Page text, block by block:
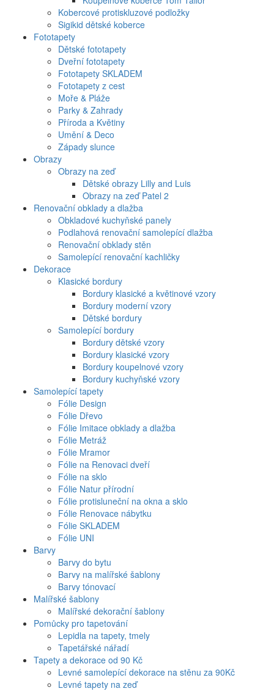
Kobercové protiskluzové podložky
Sigikid dětské koberce
Fototapety
Dětské fototapety
Dveřní fototapety
Fototapety SKLADEM
Fototapety z cest
Moře & Pláže
Parky & Zahrady
Příroda a Květiny
Umění & Deco
Západy slunce
Obrazy
Obrazy na zeď
Dětské obrazy Lilly and Luis
Obrazy na zeď Patel 2
Renovační obklady a dlažba
Obkladové kuchyňské panely
Podlahová renovační samolepící dlažba
Renovační obklady stěn
Samolepící renovační kachličky
Dekorace
Klasické bordury
Bordury klasické a květinové vzory
Bordury moderní vzory
Dětské bordury
Samolepící bordury
Bordury dětské vzory
Bordury klasické vzory
Bordury koupelnové vzory
Bordury kuchyňské vzory
Samolepící tapety
Fólie Design
Fólie Dřevo
Fólie Imitace obklady a dlažba
Fólie Metráž
Fólie Mramor
Fólie na Renovaci dveří
Fólie na sklo
Fólie Natur přírodní
Fólie protisluneční na okna a sklo
Fólie Renovace nábytku
Fólie SKLADEM
Fólie UNI
Barvy
Barvy do bytu
Barvy na malířské šablony
Barvy tónovací
Malířské šablony
Malířské dekorační šablony
Pomůcky pro tapetování
Lepidla na tapety, tmely
Tapetářské nářadí
Tapety a dekorace od 90 Kč
Levné samolepící dekorace na stěnu za 90Kč
Levné tapety na zeď